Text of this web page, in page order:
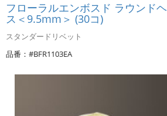
ッ
ト・
ジ
ェ
ー
ピ
フローラルエンボスド ラウンド
ス＜9.5mm＞ (30コ)
スタンダードリベット
品番：#BFR1103EA